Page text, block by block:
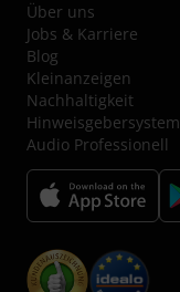
Über uns
Jobs & Karriere
Blog
Kleinanzeigen
Nachhaltigkeit
Hinweisgebersystem
Audio Professionell